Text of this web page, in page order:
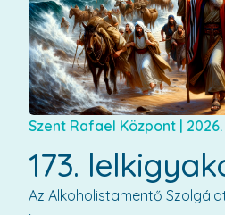
Szent Rafael Központ
173.
Az Alkoholistamentő